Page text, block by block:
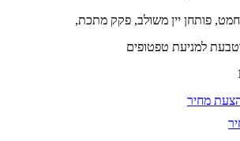
פותחן יין משולב, פקק מתכת,
למניעת טפטופים
מחיר